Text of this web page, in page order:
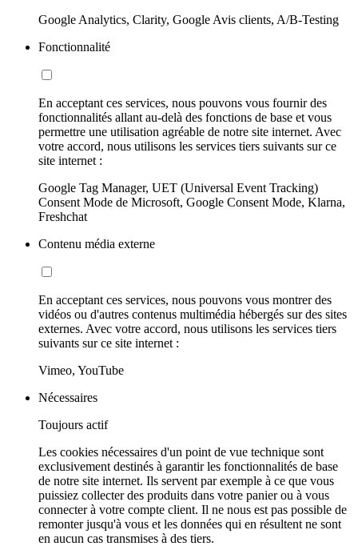
Google Analytics, Clarity, Google Avis clients, A/B-Testing
Fonctionnalité
En acceptant ces services, nous pouvons vous fournir des
fonctionnalités allant au-delà des fonctions de base et vous
permettre une utilisation agréable de notre site internet. Avec
votre accord, nous utilisons les services tiers suivants sur ce
site internet :
Google Tag Manager, UET (Universal Event Tracking)
Consent Mode de Microsoft, Google Consent Mode, Klarna,
Freshchat
Contenu média externe
En acceptant ces services, nous pouvons vous montrer des
vidéos ou d'autres contenus multimédia hébergés sur des sites
externes. Avec votre accord, nous utilisons les services tiers
suivants sur ce site internet :
Vimeo, YouTube
Nécessaires
Toujours actif
Les cookies nécessaires d'un point de vue technique sont
exclusivement destinés à garantir les fonctionnalités de base
de notre site internet. Ils servent par exemple à ce que vous
puissiez collecter des produits dans votre panier ou à vous
connecter à votre compte client. Il ne nous est pas possible de
remonter jusqu'à vous et les données qui en résultent ne sont
en aucun cas transmises à des tiers.